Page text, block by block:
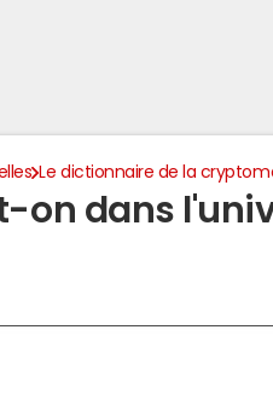
Le dictionnaire de la
on dans